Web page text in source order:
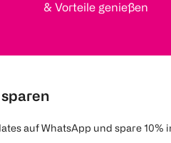
& Vorteile genießen
auf WhatsApp und spare 10%